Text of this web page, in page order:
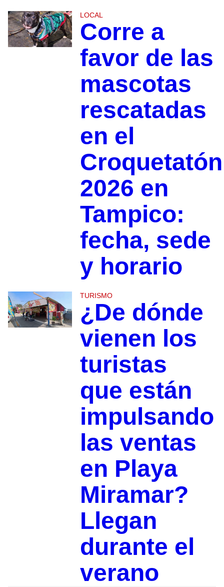
LOCAL
Corre a
favor de las
mascotas
rescatadas
en el
Croquetatón
2026 en
Tampico:
fecha, sede
y horario
TURISMO
¿De dónde
vienen los
turistas
que están
impulsando
las ventas
en Playa
Miramar?
Llegan
durante el
verano